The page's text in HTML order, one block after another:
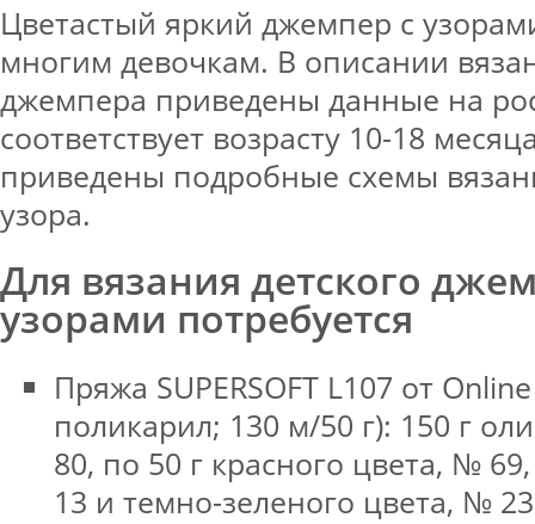
Цветастый яркий джемпер с
многим девочкам. В описании
джемпера приведены данные на
соответствует возрасту 10-18
приведены подробные схемы
узора.
Для вязания детского
узорами потребуется
Пряжа SUPERSOFT L107 от
поликарил; 130 м/50 г): 150 г
80, по 50 г красного цвета, №
13 и темно-зеленого цвета, №